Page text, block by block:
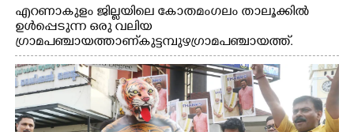
എറണാകുളം ജില്ലയിലെ കോതമംഗലം താലൂക്കിൽ
ഉൾപ്പെടുന്ന ഒരു വലിയ
ഗ്രാമപഞ്ചായത്താണ് കുട്ടമ്പുഴ ഗ്രാമ പഞ്ചായത്ത്.
ആദിവാസി ഊരുകളായ വെള്ളാരംകുത്ത്, കത്തിപ്പാറ,
ഉറിയംപെട്ടി, തേക്കല്ല്, വെട്ടിക്കല്ല്, മഞ്ചപ്പാറ എന്നീ ആറു
സ്ഥലങ്ങളിലേക്കുള്ള പ്രധാന സഞ്ചാര മാർഗമാണ് ഈ
കാണുന്ന കടത്ത് വള്ളം